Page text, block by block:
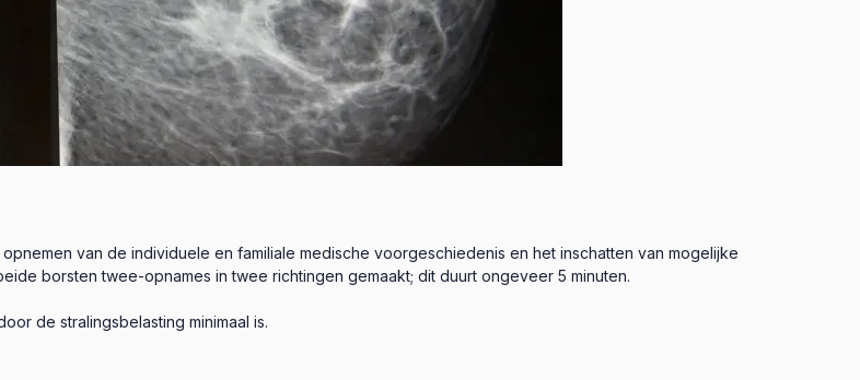
van de individuele en familiale medische voorgeschiedenis en het inschatten van mogelijke
borsten twee-opnames in twee richtingen gemaakt; dit duurt ongeveer 5 minuten.
de stralingsbelasting minimaal is.